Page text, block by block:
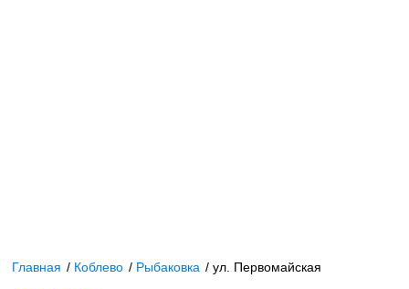
Главная / Коблево / Рыбаковка /ул. Первомайская